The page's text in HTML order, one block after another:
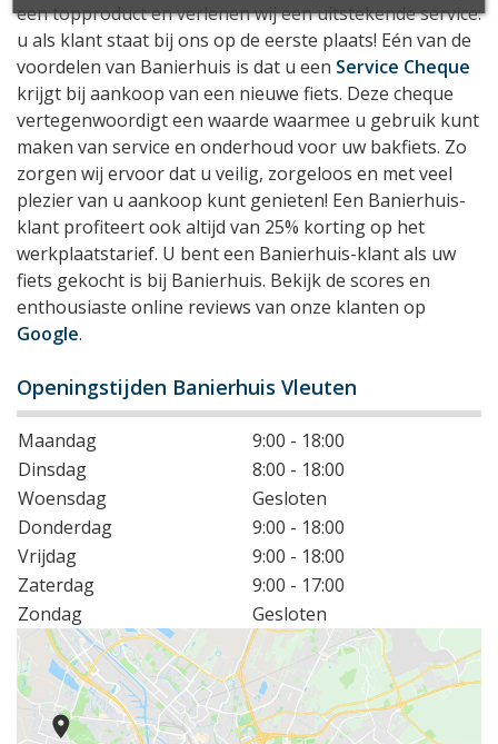
een topproduct en verlenen wij een uitstekende service:
u als klant staat bij ons op de eerste plaats! Eén van de
voordelen van Banierhuis is dat u een Service Cheque
krijgt bij aankoop van een nieuwe fiets. Deze cheque
vertegenwoordigt een waarde waarmee u gebruik kunt
maken van service en onderhoud voor uw bakfiets. Zo
zorgen wij ervoor dat u veilig, zorgeloos en met veel
plezier van u aankoop kunt genieten! Een Banierhuis-
klant profiteert ook altijd van 25% korting op het
werkplaatstarief. U bent een Banierhuis-klant als uw
fiets gekocht is bij Banierhuis. Bekijk de scores en
enthousiaste online reviews van onze klanten op
Google.
Openingstijden Banierhuis Vleuten
Maandag
9:00 - 18:00
Dinsdag
8:00 - 18:00
Woensdag
Gesloten
Donderdag
9:00 - 18:00
Vrijdag
9:00 - 18:00
Zaterdag
9:00 - 17:00
Zondag
Gesloten